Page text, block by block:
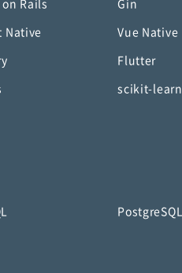
on Rails Gin
Native Vue Native
Flutter
scikit-learn
PostgreSQL